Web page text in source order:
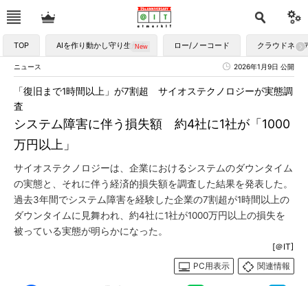
TOP AIを作り動かし守り生かす ロー/ノーコード クラウドネイ
ニュース 2026年1月9日 公開
システム障害に伴う損失額 約4社に1社が「1000
万円以上」
「復旧まで1時間以上」が7割超 サイオステクノロジーが実態調
査
サイオステクノロジーは、企業におけるシステムのダウンタイム
の実態と、それに伴う経済的損失額を調査した結果を発表した。
過去3年間でシステム障害を経験した企業の7割超が1時間以上の
ダウンタイムに見舞われ、約4社に1社が1000万円以上の損失を
被っている実態が明らかになった。
[＠IT]
PC用表示
関連情報